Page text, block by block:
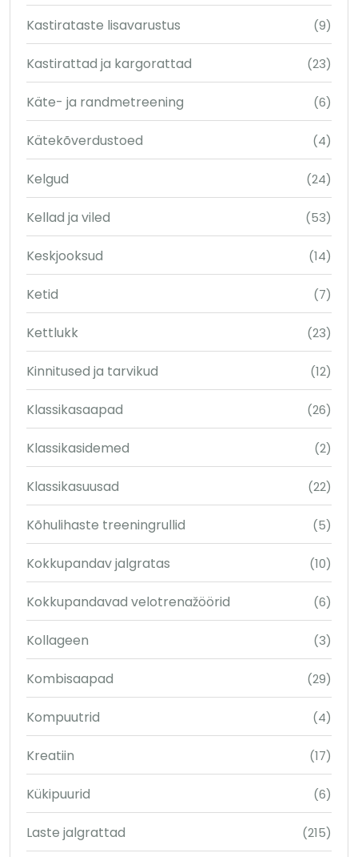
Kastirataste lisavarustus (9)
Kastirattad ja kargorattad (23)
Käte- ja randmetreening (6)
Kätekõverdustoed (4)
Kelgud (24)
Kellad ja viled (53)
Keskjooksud (14)
Ketid (7)
Kettlukk (23)
Kinnitused ja tarvikud (12)
Klassikasaapad (26)
Klassikasidemed (2)
Klassikasuusad (22)
Kõhulihaste treeningrullid (5)
Kokkupandav jalgratas (10)
Kokkupandavad velotrenažöörid (6)
Kollageen (3)
Kombisaapad (29)
Kompuutrid (4)
Kreatiin (17)
Kükipuurid (6)
Laste jalgrattad (215)